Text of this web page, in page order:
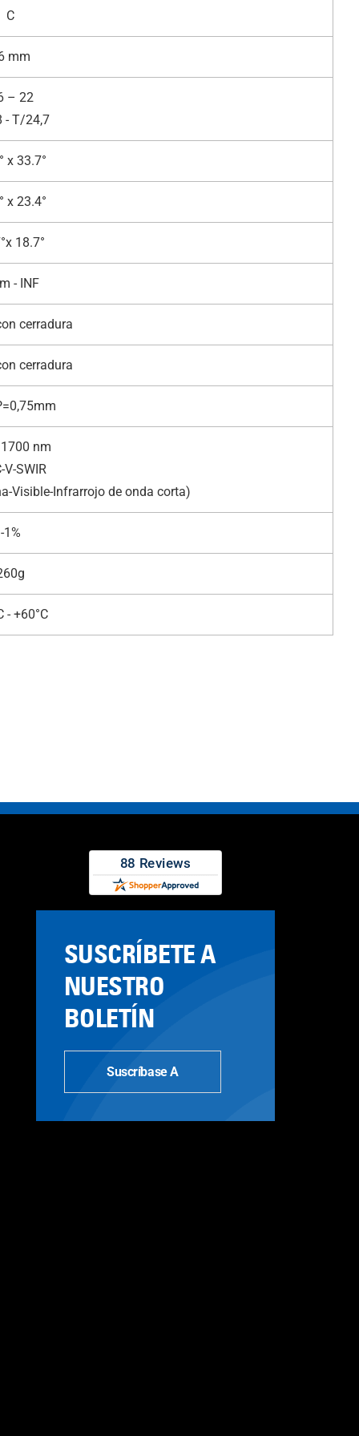
C
mm
– 22
- T/24,7
x 33.7°
x 23.4°
18.7°
- INF
cerradura
cerradura
nm
V-SWIR
Visible-Infrarrojo de onda corta)
-1%
- +60°C
SUSCRÍBETE A
NUESTRO
BOLETÍN
Suscríbase A